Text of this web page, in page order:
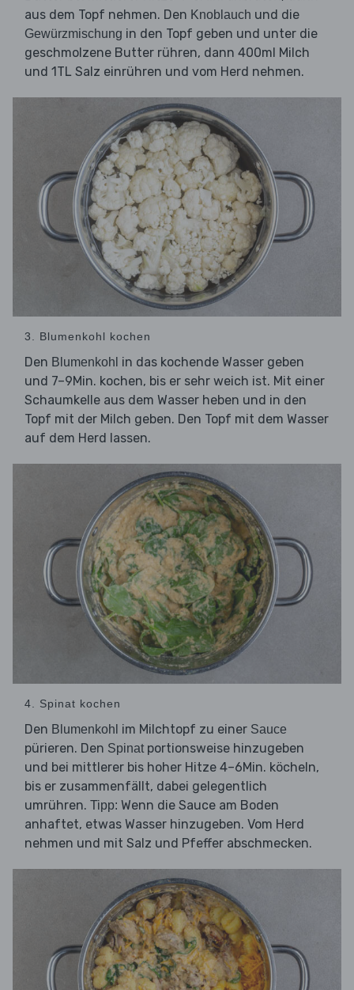
aus dem Topf nehmen. Den Knoblauch und die
Gewürzmischung in den Topf geben und unter die
geschmolzene Butter rühren, dann 400ml Milch
und 1TL Salz einrühren und vom Herd nehmen.
3. Blumenkohl kochen
Den Blumenkohl in das kochende Wasser geben
und 7–9Min. kochen, bis er sehr weich ist. Mit einer
Schaumkelle aus dem Wasser heben und in den
Topf mit der Milch geben. Den Topf mit dem Wasser
auf dem Herd lassen.
4. Spinat kochen
Den Blumenkohl im Milchtopf zu einer Sauce
pürieren. Den Spinat portionsweise hinzugeben
und bei mittlerer bis hoher Hitze 4–6Min. köcheln,
bis er zusammenfällt, dabei gelegentlich
umrühren. Tipp: Wenn die Sauce am Boden
anhaftet, etwas Wasser hinzugeben. Vom Herd
nehmen und mit Salz und Pfeffer abschmecken.